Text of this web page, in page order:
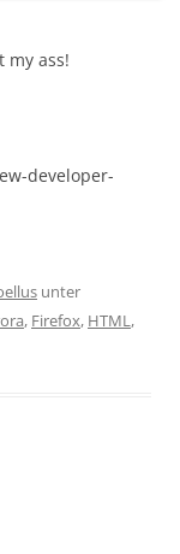
my ass!
developer-
unter
, Firefox, HTML,